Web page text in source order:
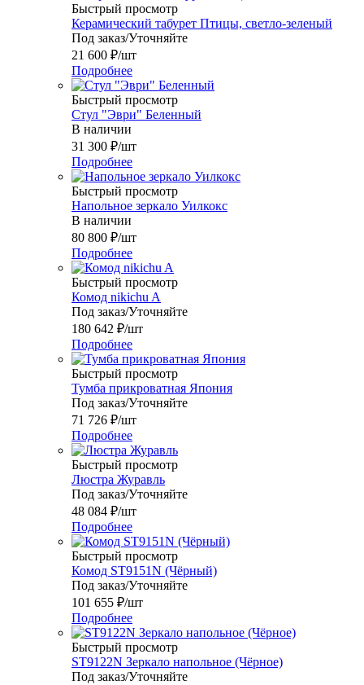
Быстрый просмотр
Керамический табурет Птицы, светло-зеленый
Под заказ/Уточняйте
21 600 ₽/шт
Подробнее
Быстрый просмотр
Стул "Эври" Беленный
В наличии
31 300 ₽/шт
Подробнее
Быстрый просмотр
Напольное зеркало Уилкокс
В наличии
80 800 ₽/шт
Подробнее
Быстрый просмотр
Комод nikichu A
Под заказ/Уточняйте
180 642 ₽/шт
Подробнее
Быстрый просмотр
Тумба прикроватная Япония
Под заказ/Уточняйте
71 726 ₽/шт
Подробнее
Быстрый просмотр
Люстра Журавль
Под заказ/Уточняйте
48 084 ₽/шт
Подробнее
Быстрый просмотр
Комод ST9151N (Чёрный)
Под заказ/Уточняйте
101 655 ₽/шт
Подробнее
Быстрый просмотр
ST9122N Зеркало напольное (Чёрное)
Под заказ/Уточняйте